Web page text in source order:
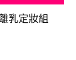
乳定妝組